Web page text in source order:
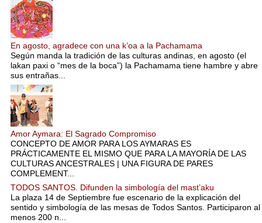
En agosto, agradece con una k’oa a la Pachamama
Según manda la tradición de las culturas andinas, en agosto (el
lakan paxi o “mes de la boca”) la Pachamama tiene hambre y abre
sus entrañas...
Amor Aymara: El Sagrado Compromiso
CONCEPTO DE AMOR PARA LOS AYMARAS ES
PRÁCTICAMENTE EL MISMO QUE PARA LA MAYORÍA DE LAS
CULTURAS ANCESTRALES | UNA FIGURA DE PARES
COMPLEMENT...
TODOS SANTOS. Difunden la simbología del mast’aku
La plaza 14 de Septiembre fue escenario de la explicación del
sentido y simbología de las mesas de Todos Santos. Participaron al
menos 200 n...